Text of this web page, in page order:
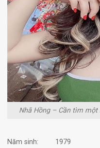
Nhã Hồng – Cần tìm
Năm sinh:
1979